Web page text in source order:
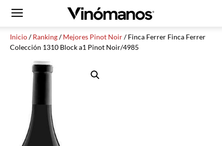
Inicio/Ranking/Mejores Pinot Noir/ Finca Ferrer Finca Ferrer
Colección 1310 Block a1 Pinot Noir/4985